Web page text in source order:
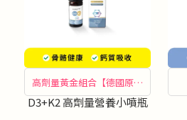
高劑量黃金組合【德國原裝
製造】
D3+K2 高劑量營養小噴瓶